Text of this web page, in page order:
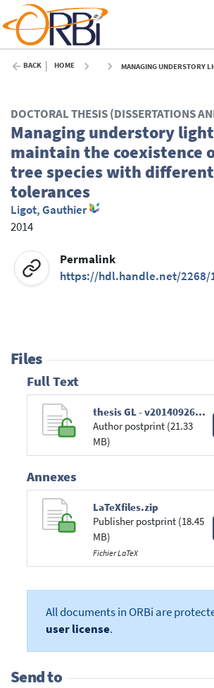
BACK HOME MANAGING UNDERSTORY LIGHT TO MAINTAIN THE COEXISTENCE OF FOREST TREE SPECIES WITH
DOCTORAL THESIS (DISSERTATIONS
Managing understory
maintain the coexistence
tree species with
tolerances
Ligot, Gauthier
2014
Permalink
https://hdl.handle.net/2268/
Files
Full Text
thesis GL - v201409261429.pdf
Author postprint (21.33
MB)
Annexes
LaTeXfiles.zip
Publisher postprint (18.45
MB)
Fichier LaTeX
All documents in ORBi are
user license.
Send to